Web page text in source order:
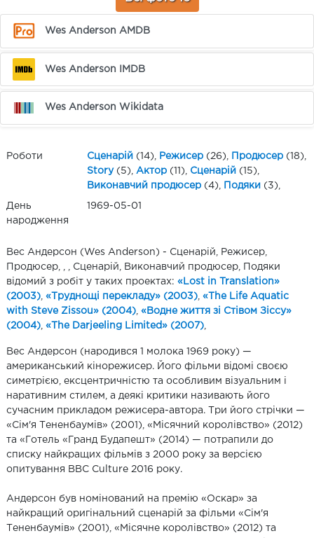
Wes Anderson AMDB
Wes Anderson IMDB
Wes Anderson Wikidata
Роботи Сценарій (14), Режисер (26), Продюсер (18),
Story (5), Актор (11), Сценарій (15),
Виконавчий продюсер (4), Подяки (3),
День
народження
1969-05-01
Вес Андерсон (Wes Anderson) - Сценарій, Режисер,
Продюсер, , , Сценарій, Виконавчий продюсер, Подяки
відомий з робіт у таких проектах: «Lost in Translation»
(2003) «Труднощі перекладу» (2003) «The Life Aquatic
with Steve Zissou» (2004) «Водне життя зі Стівом Зіссу»
(2004) «The Darjeeling Limited» (2007)
Вес Андерсон (народився 1 молока 1969 року) —
американський кінорежисер. Його фільми відомі своєю
симетрією, ексцентричністю та особливим візуальним і
наративним стилем, а деякі критики називають його
сучасним прикладом режисера-автора. Три його стрічки —
«Сім'я Тененбаумів» (2001), «Місячний королівство» (2012)
та «Готель «Гранд Будапешт» (2014) — потрапили до
списку найкращих фільмів з 2000 року за версією
опитування BBC Culture 2016 року.
Андерсон був номінований на премію «Оскар» за
найкращий оригінальний сценарій за фільми «Сім'я
Тененбаумів» (2001), «Місячне королівство» (2012) та